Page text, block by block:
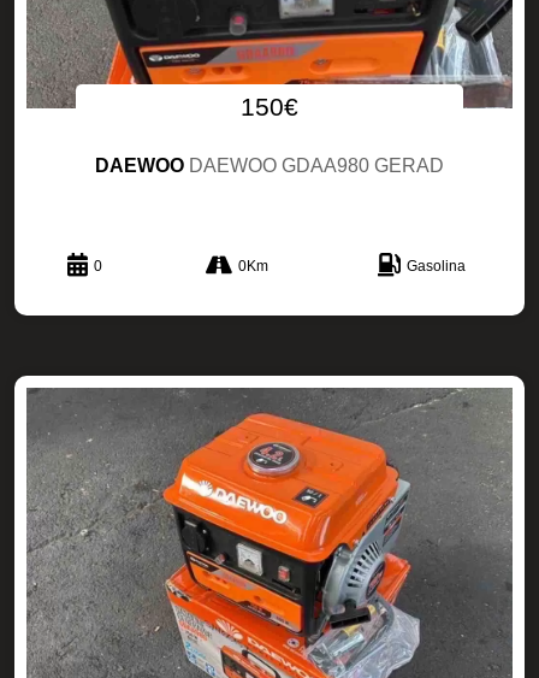
150€
DAEWOO DAEWOO GDAA980 GERAD
0 0Km Gasolina